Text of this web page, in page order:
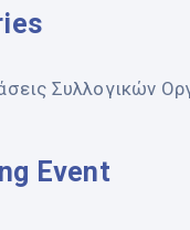
Συλλογικών
Event